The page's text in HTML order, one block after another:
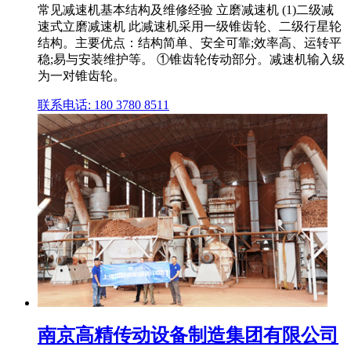
常见减速机基本结构及维修经验 立磨减速机 (1)二级减
速式立磨减速机 此减速机采用一级锥齿轮、二级行星轮
结构。主要优点：结构简单、安全可靠;效率高、运转平
稳;易与安装维护等。 ①锥齿轮传动部分。减速机输入级
为一对锥齿轮。
联系电话: 180 3780 8511
南京高精传动设备制造集团有限公司